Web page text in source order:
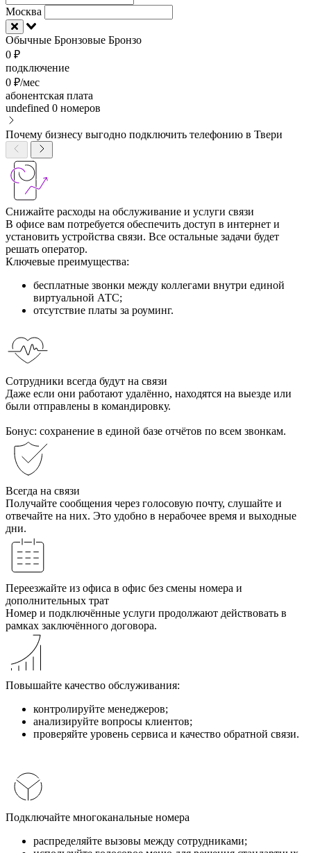
Москва
Обычные Бронзовые Бронзо
0 ₽
подключение
0 ₽/мес
абонентская плата
undefined 0 номеров
Почему бизнесу выгодно подключить телефонию в Твери
Снижайте расходы на обслуживание и услуги связи
В офисе вам потребуется обеспечить доступ в интернет и
установить устройства связи. Все остальные задачи будет
решать оператор.
Ключевые преимущества:
бесплатные звонки между коллегами внутри единой
виртуальной АТС;
отсутствие платы за роуминг.
Сотрудники всегда будут на связи
Даже если они работают удалённо, находятся на выезде или
были отправлены в командировку.
Бонус: сохранение в единой базе отчётов по всем звонкам.
Всегда на связи
Получайте сообщения через голосовую почту, слушайте и
отвечайте на них. Это удобно в нерабочее время и выходные
дни.
Переезжайте из офиса в офис без смены номера и
дополнительных трат
Номер и подключённые услуги продолжают действовать в
рамках заключённого договора.
Повышайте качество обслуживания:
контролируйте менеджеров;
анализируйте вопросы клиентов;
проверяйте уровень сервиса и качество обратной связи.
Подключайте многоканальные номера
распределяйте вызовы между сотрудниками;